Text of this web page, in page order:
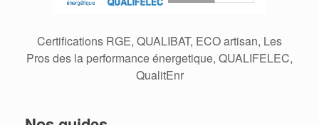
Certifications RGE, QUALIBAT, ECO artisan, Les
Pros des la performance énergetique, QUALIFELEC,
QualitEnr